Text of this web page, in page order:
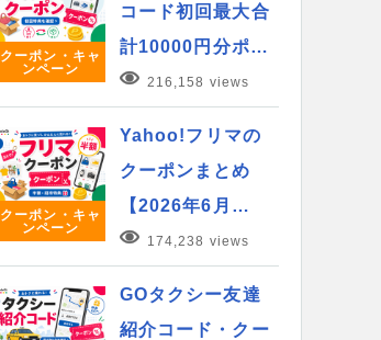
クーポン・キャ
ンペーン
コード初回最大合
計10000円分ポ…
216,158 views
クーポン・キャ
ンペーン
Yahoo!フリマの
クーポンまとめ
【2026年6月…
174,238 views
GOタクシー友達
紹介コード・クー